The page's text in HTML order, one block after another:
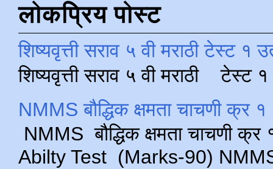
लोकप्रिय पोस्ट
शिष्यवृत्ती सराव ५ वी मराठी टेस्ट १
शिष्यवृत्ती सराव ५ वी मराठी टेस्ट
NMMS बौद्धिक क्षमता चाचणी क्र
NMMS बौद्धिक क्षमता चाचणी
Abilty Test (Marks-90) NMMS